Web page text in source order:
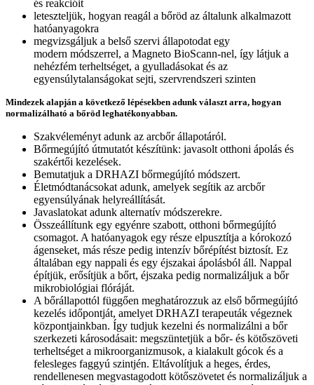
és reakcióit
leteszteljük, hogyan reagál a bőröd az általunk alkalmazott
hatóanyagokra
megvizsgáljuk a belső szervi állapotodat egy
modern módszerrel, a Magneto BioScann-nel, így látjuk a
nehézfém terheltséget, a gyulladásokat és az
egyensúlytalanságokat sejti, szervrendszeri szinten
Mindezek alapján a következő lépésekben adunk választ arra, hogyan
normalizálható a bőröd leghatékonyabban.
Szakvéleményt adunk az arcbőr állapotáról.
Bőrmegújító útmutatót készítünk: javasolt otthoni ápolás és
szakértői kezelések.
Bemutatjuk a DRHAZI bőrmegújító módszert.
Életmódtanácsokat adunk, amelyek segítik az arcbőr
egyensúlyának helyreállítását.
Javaslatokat adunk alternatív módszerekre.
Összeállítunk egy egyénre szabott, otthoni bőrmegújító
csomagot. A hatóanyagok egy része elpusztítja a kórokozó
ágenseket, más része pedig intenzív bőrépítést biztosít. Ez
általában egy nappali és egy éjszakai ápolásból áll. Nappal
építjük, erősítjük a bőrt, éjszaka pedig normalizáljuk a bőr
mikrobiológiai flóráját.
A bőrállapottól függően meghatározzuk az első bőrmegújító
kezelés időpontját, amelyet DRHAZI terapeuták végeznek
központjainkban. Így tudjuk kezelni és normalizálni a bőr
szerkezeti károsodásait: megszüntetjük a bőr- és kötőszöveti
terheltséget a mikroorganizmusok, a kialakult gócok és a
felesleges faggyú szintjén. Eltávolítjuk a heges, érdes,
rendellenesen megvastagodott kötőszövetet és normalizáljuk a